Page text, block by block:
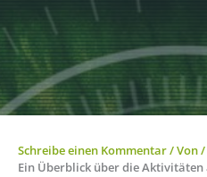
Schreibe einen Kommentar/ Von/
Ein Überblick über die